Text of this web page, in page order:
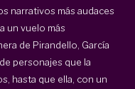
narrativos más audaces
un vuelo más
de Pirandello, García
personajes que la
hasta que ella, con un